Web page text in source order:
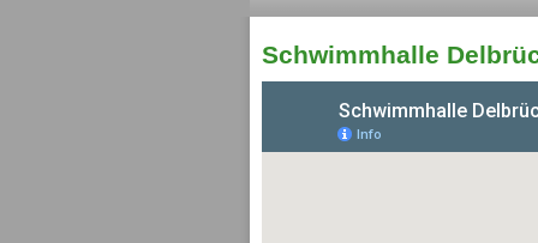
Schwimmhalle